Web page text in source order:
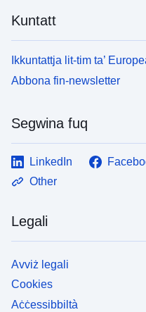
Kuntatt
Ikkuntattja lit-tim ta’
Abbona fin-newsletter
Segwina fuq
LinkedIn
Other
Legali
Avviż legali
Cookies
Aċċessibbiltà